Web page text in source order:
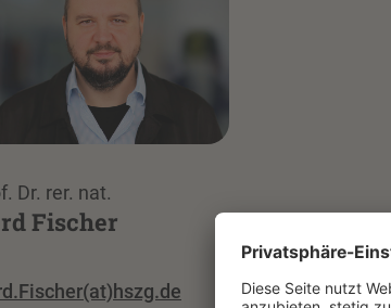
Dr. rer. nat.
Fischer